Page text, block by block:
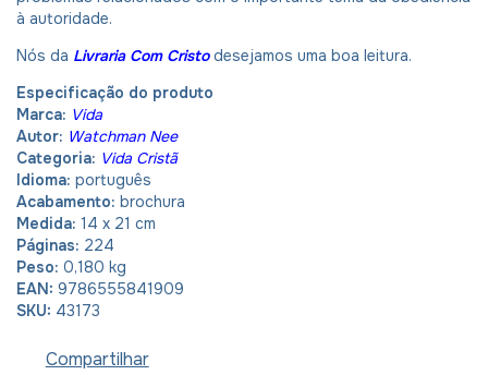
à autoridade.
Nós da Livraria Com Cristodesejamos uma boa leitura.
Especificação do produto
Marca: Vida
Autor: Watchman Nee
Categoria: Vida Cristã
Idioma: português
Acabamento: brochura
Medida: 14 x 21 cm
Páginas: 224
Peso: 0,180 kg
EAN: 9786555841909
SKU: 43173
Compartilhar